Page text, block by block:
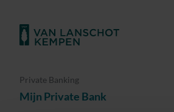
Private Banking
Mijn Private Bank